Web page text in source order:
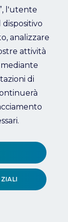
l'utente
analizzare
attività
di